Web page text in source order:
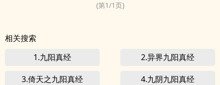
(第1/1页)
相关搜索
1.九阳真经
2.异界九阳真经
3.倚天之九阳真经 4.九阴九阳真经